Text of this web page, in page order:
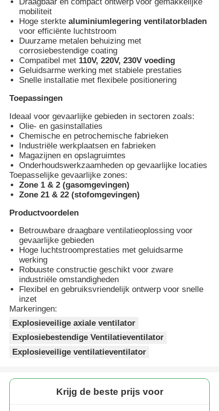
Fabrieksreis
Kwaliteitscontrole
Vraag een offerte aan
Explosiebestendige Verlichting
Explosiebestendig Alarmlicht
explosieveilige ventilator
Explosieveilige Doos
explosieveilige schakelaar
Explosiebestendige kabelklieren
explosiebestendige stop en contactdoos
Draagbaar en compact ontwerp voor gemakkelijke
mobiliteit
Hoge sterktealuminiumlegering ventilatorbladen
voor efficiënte luchtstroom
Duurzame metalen behuizing met
corrosiebestendige coating
Compatibel met 110V, 220V, 230V voeding
Geluidsarme werking met stabiele prestaties
Snelle installatie met flexibele positionering
Toepassingen
Ideaal voor gevaarlijke gebieden in sectoren zoals:
Olie- en gasinstallaties
Chemische en petrochemische fabrieken
Industriële werkplaatsen en fabrieken
Magazijnen en opslagruimtes
Onderhoudswerkzaamheden op gevaarlijke locaties
Toepasselijke gevaarlijke zones:
Zone 1 & 2 (gasomgevingen)
Zone 21 & 22 (stofomgevingen)
Productvoordelen
Betrouwbare draagbare ventilatieoplossing voor
gevaarlijke gebieden
Hoge luchtstroomprestaties met geluidsarme
werking
Robuuste constructie geschikt voor zware
industriële omstandigheden
Flexibel en gebruiksvriendelijk ontwerp voor snelle
inzet
Markeringen:
Explosieveilige axiale ventilator
Explosiebestendige Ventilatieventilator
Explosieveilige ventilatieventilator
Krijg de beste prijs voor